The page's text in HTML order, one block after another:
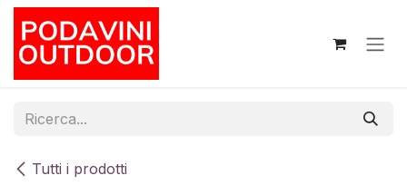
Passa al contenuto
Tutti i prodotti